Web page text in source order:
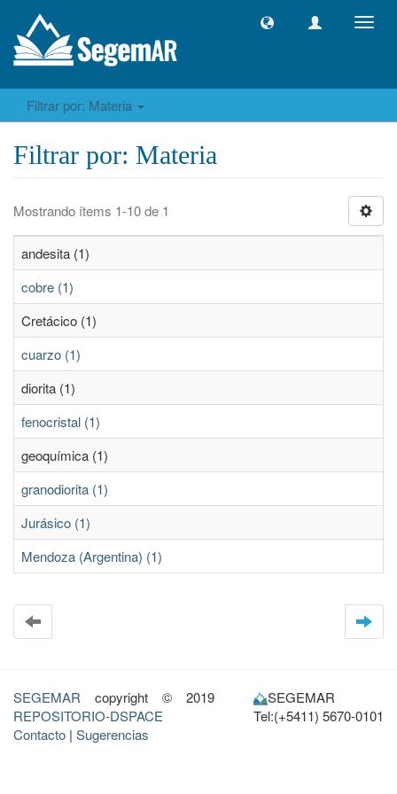
Filtrar por: Materia
Filtrar por: Materia
Mostrando ítems 1-10 de 1
andesita (1)
cobre (1)
Cretácico (1)
cuarzo (1)
diorita (1)
fenocristal (1)
geoquímica (1)
granodiorita (1)
Jurásico (1)
Mendoza (Argentina) (1)
SEGEMAR copyright © 2019
REPOSITORIO-DSPACE
Contacto | Sugerencias
SEGEMAR
Tel:(+5411) 5670-0101